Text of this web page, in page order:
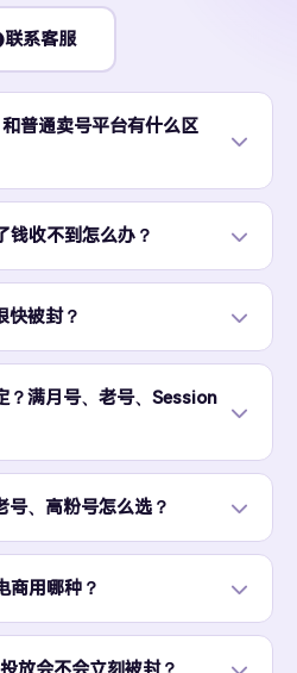
联系客服
普通卖号平台有什么区
钱收不到怎么办？
快被封？
？满月号、老号、Session
号、高粉号怎么选？
商用哪种？